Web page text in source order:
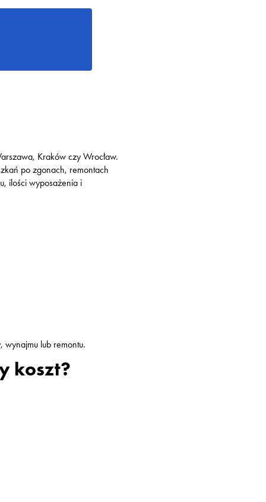
Kraków czy Wrocław.
po zgonach, remontach
ilości wyposażenia i
lub remontu.
koszt?